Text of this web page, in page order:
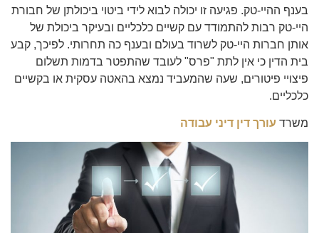
בענף ההיי-טק. פגיעה זו יכולה לבוא לידי ביטוי ביכולתן של חבורת
היי-טק רבות להתמודד עם קשיים כלכליים ובעיקר ביכולת של
אותן חברות היי-טק לשרוד בעולם ובענף כה תחרותי. לפיכך, קבע
בית הדין כי אין לתת "פרס" לעובד שהתפטר בדמות תשלום
פיצויי פיטורים, שעה שהמעביד נמצא בהאטה עסקית או בקשיים
כלכליים.
משרד עורך דין דיני עבודה